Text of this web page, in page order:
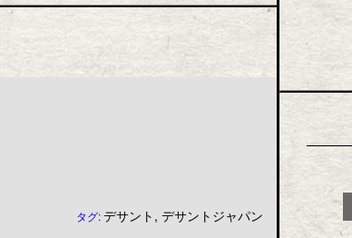
タグ:デサント , デサントジャパン